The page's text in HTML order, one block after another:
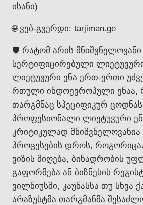
ისანი)
🌐 ვებ-გვერდი: tarjiman.ge
🛡️ რატომ არის მნიშვნელოვანი
სერტიფიცირებული
ლიეტუვური ენა ერთ-ერთი
რთული ინდოევროპული ენაა,
თარგმნაც სპეციფიკურ
პროფესიონალი ლიეტუვური
კრიტიკულად მნიშვნელოვანია
პროცესების დროს,
ვიზის მიღება, ბინადრობის
გაფორმება ან ბიზნესის
ვილნიუსში, კაუნასსა თუ სხვა
არაზუსტმა თარგმანმა